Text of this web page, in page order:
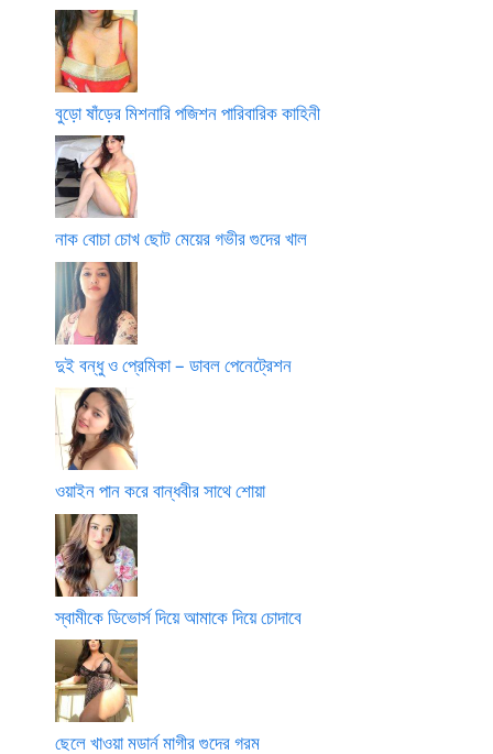
বুড়ো ষাঁড়ের মিশনারি পজিশন পারিবারিক কাহিনী
নাক বোচা চোখ ছোট মেয়ের গভীর গুদের খাল
দুই বন্ধু ও প্রেমিকা – ডাবল পেনেট্রেশন
ওয়াইন পান করে বান্ধবীর সাথে শোয়া
স্বামীকে ডিভোর্স দিয়ে আমাকে দিয়ে চোদাবে
ছেলে খাওয়া মডার্ন মাগীর গুদের গরম